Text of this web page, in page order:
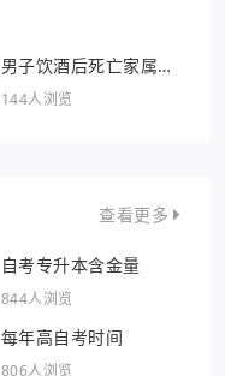
男子饮酒后死亡家属索
赔36万被驳回
144人浏览
查看更多
自考专升本含金量
844人浏览
每年高自考时间
806人浏览